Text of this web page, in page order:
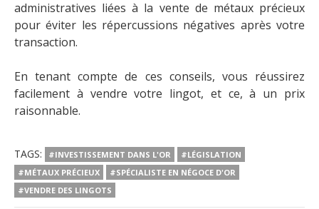
administratives liées à la vente de métaux précieux
pour éviter les répercussions négatives après votre
transaction.
En tenant compte de ces conseils, vous réussirez
facilement à vendre votre lingot, et ce, à un prix
raisonnable.
TAGS: #INVESTISSEMENT DANS L'OR
#LÉGISLATION
#MÉTAUX PRÉCIEUX
#SPÉCIALISTE EN NÉGOCE D'OR
#VENDRE DES LINGOTS